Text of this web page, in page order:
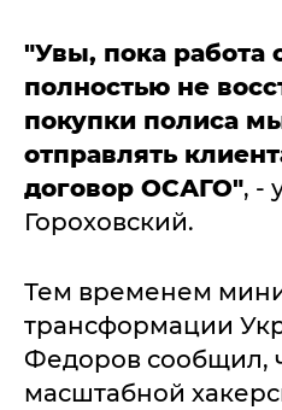
"Увы, пока работа
полностью не
покупки полиса
отправлять
договор ОСАГО", -
Гороховский.
Тем временем
трансформации
Федоров сообщил,
масштабной